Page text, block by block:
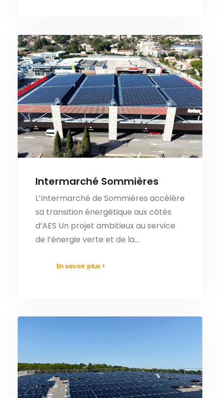
Intermarché Sommières
L’Intermarché de Sommières accélère
sa transition énergétique aux côtés
d’AES Un projet ambitieux au service
de l’énergie verte et de la…
En savoir plus >